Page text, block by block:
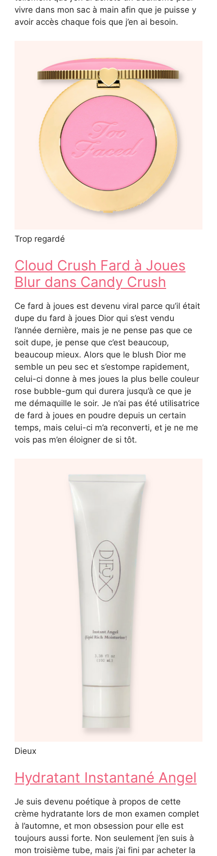
vivre dans mon sac à main afin que je puisse y
avoir accès chaque fois que j’en ai besoin.
Trop regardé
Cloud Crush Fard à Joues
Blur dans Candy Crush
Ce fard à joues est devenu viral parce qu’il était
dupe du fard à joues Dior qui s’est vendu
l’année dernière, mais je ne pense pas que ce
soit dupe, je pense que c’est beaucoup,
beaucoup mieux. Alors que le blush Dior me
semble un peu sec et s’estompe rapidement,
celui-ci donne à mes joues la plus belle couleur
rose bubble-gum qui durera jusqu’à ce que je
me démaquille le soir. Je n’ai pas été utilisatrice
de fard à joues en poudre depuis un certain
temps, mais celui-ci m’a reconverti, et je ne me
vois pas m’en éloigner de si tôt.
Dieux
Hydratant Instantané Angel
Je suis devenu poétique à propos de cette
crème hydratante lors de mon examen complet
à l’automne, et mon obsession pour elle est
toujours aussi forte. Non seulement j’en suis à
mon troisième tube, mais j’ai fini par acheter la